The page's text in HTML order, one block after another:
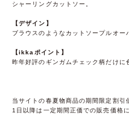
シャーリングカットソー。
【デザイン】
ブラウスのようなカットソープルオー
【ikkaポイント】
昨年好評のギンガムチェック柄だけに
当サイトの春夏物商品の期間限定割
1日以降は一定期間正価での販売価格